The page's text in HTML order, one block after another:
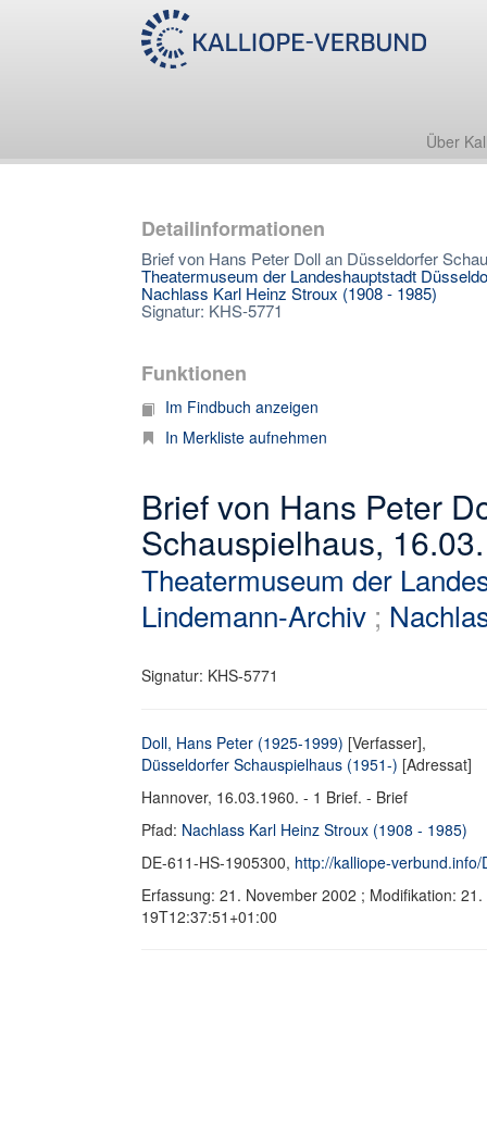
Über
Detailinformationen
Brief von Hans Peter Doll an Düsseldorfer
Theatermuseum der Landeshauptstadt
Nachlass Karl Heinz Stroux (1908 - 1985)
Signatur: KHS-5771
Funktionen
Im Findbuch anzeigen
In Merkliste aufnehmen
Brief von Hans Peter
Schauspielhaus,
Theatermuseum der
Lindemann-Archiv ;
Signatur: KHS-5771
Doll, Hans Peter (1925-1999) [Verfasser],
Düsseldorfer Schauspielhaus (1951-) [Adressat]
Hannover, 16.03.1960. - 1 Brief. - Brief
Pfad: Nachlass Karl Heinz Stroux (1908 - 1985)
DE-611-HS-1905300, http://kalliope-
Erfassung: 21. November 2002 ; Modifikation:
19T12:37:51+01:00